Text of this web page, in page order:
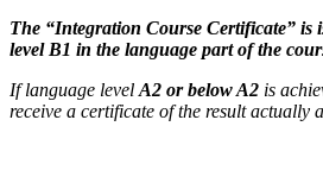
The “Integration Course Certificate” is
level B1 in the language part of the
If language level A2 or below A2 is
receive a certificate of the result actually